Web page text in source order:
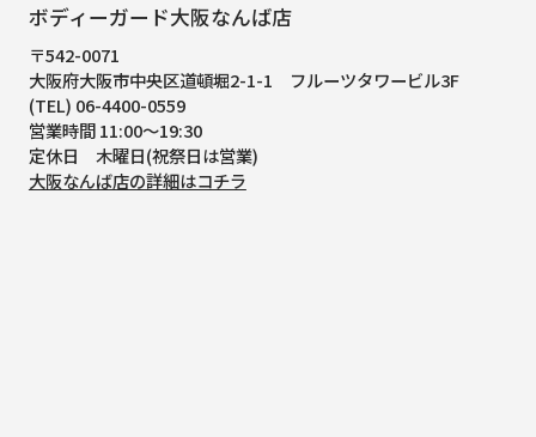
ボディーガード大阪なんば店
〒542-0071
大阪府大阪市中央区道頓堀2-1-1
フルーツタワービル3F
(TEL) 06-4400-0559
営業時間 11:00～19:30
定休日 木曜日(祝祭日は営業)
大阪なんば店の詳細はコチラ